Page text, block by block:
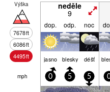
Výška
7678ft
6086ft
4495ft
neděle
9
dop. odp. noc
jasno blesky déšť
mph 0 5 5